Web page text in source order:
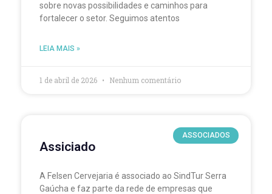
sobre novas possibilidades e caminhos para
fortalecer o setor. Seguimos atentos
LEIA MAIS »
1 de abril de 2026 Nenhum comentário
ASSOCIADOS
Assiciado
A Felsen Cervejaria é associado ao SindTur Serra
Gaúcha e faz parte da rede de empresas que